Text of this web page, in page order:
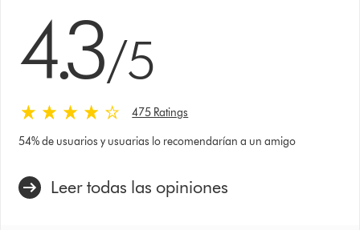
4.3/5
475 Ratings
54% de usuarios y usuarias lo recomendarían a un amigo
Leer todas las opiniones